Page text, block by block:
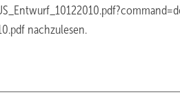
nachzulesen.